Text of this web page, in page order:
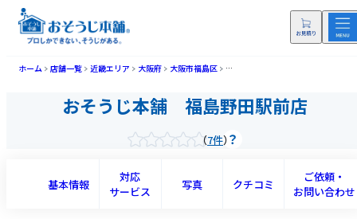
ホーム 店舗一覧 近畿エリア 大阪府 大阪市福島区 おそうじ本舗 福島野田駅前店(フ
おそうじ本舗 福島野田駅前店
7件
基本情報
対応
サービス
写真 クチコミ
ご依頼・
お問い合わせ